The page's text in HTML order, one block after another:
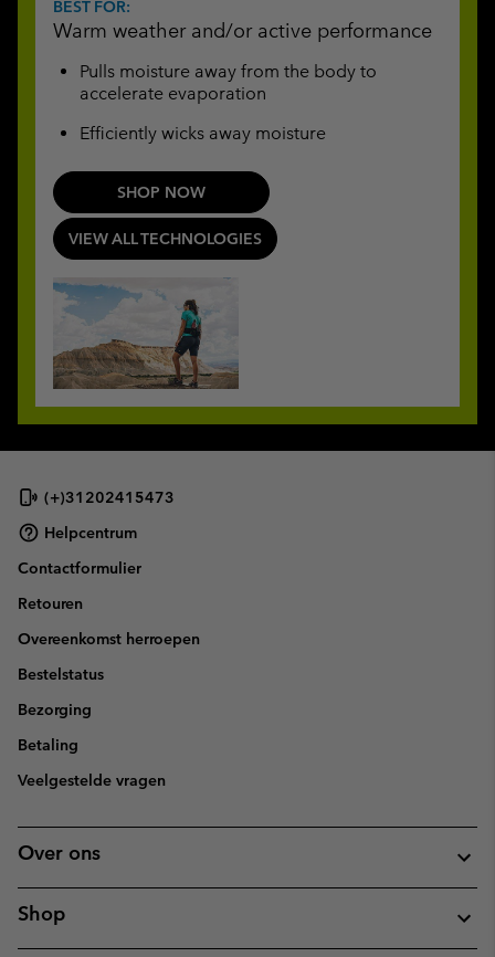
BEST FOR:
Warm weather and/or active performance
Pulls moisture away from the body to
accelerate evaporation
Efficiently wicks away moisture
SHOP NOW
VIEW ALL TECHNOLOGIES
(+)31202415473
Helpcentrum
Contactformulier
Retouren
Overeenkomst herroepen
Bestelstatus
Bezorging
Betaling
Veelgestelde vragen
Over ons
Shop